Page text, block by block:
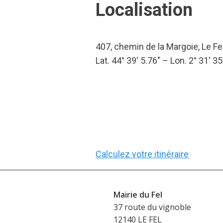
Localisation
407, chemin de la Margoie, Le Fel
Lat. 44° 39′ 5.76″ – Lon. 2° 31′
Calculez votre itinéraire
Mairie du Fel
37 route du vignoble
12140 LE FEL